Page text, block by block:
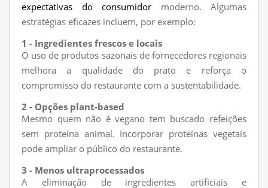
expectativas do consumidor moderno. Algumas
estratégias eficazes incluem, por exemplo:
1 - Ingredientes frescos e locais
O uso de produtos sazonais de fornecedores regionais
melhora a qualidade do prato e reforça o
compromisso do restaurante com a sustentabilidade.
2 - Opções plant-based
Mesmo quem não é vegano tem buscado refeições
sem proteína animal. Incorporar proteínas vegetais
pode ampliar o público do restaurante.
3 - Menos ultraprocessados
A eliminação de ingredientes artificiais e